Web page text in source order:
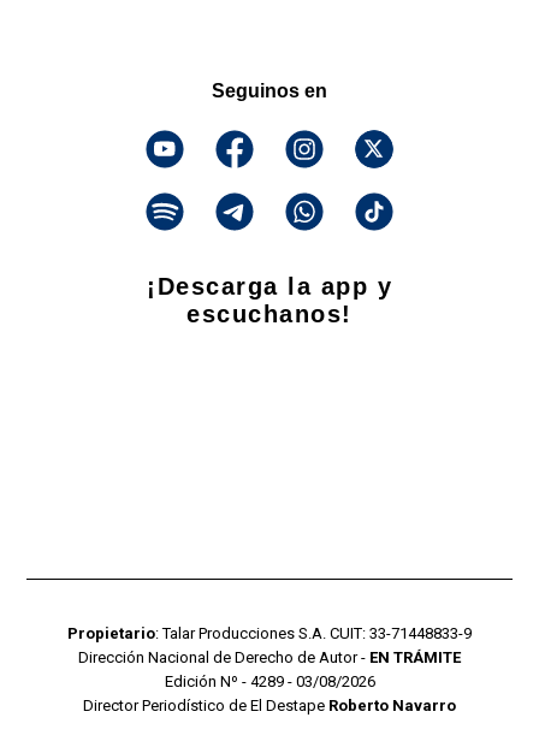
Seguinos en
¡Descarga la app y
escuchanos!
Propietario: Talar Producciones S.A. CUIT: 33-71448833-9
Dirección Nacional de Derecho de Autor - EN TRÁMITE
Edición Nº - 4289 - 03/08/2026
Director Periodístico de El Destape Roberto Navarro